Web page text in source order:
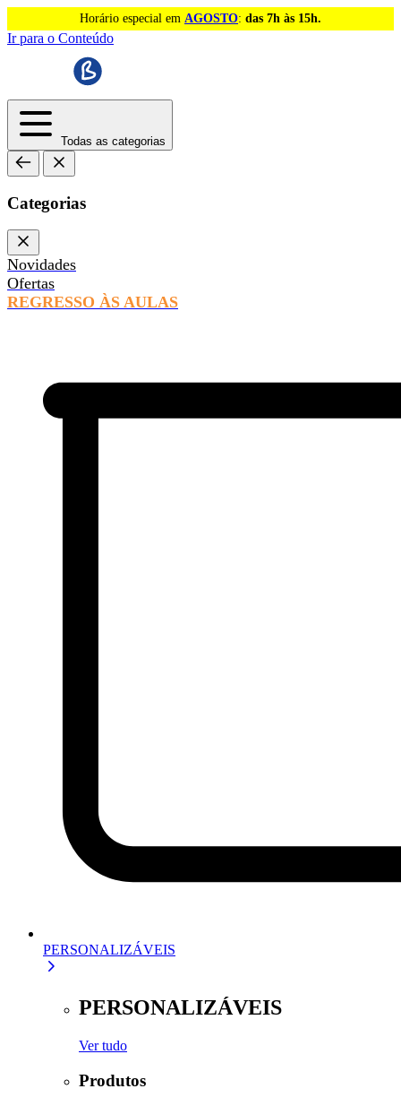
Horário especial em AGOSTO: das 7h às 15h.
Ir para o Conteúdo
Todas as categorias
Categorias
Novidades
Ofertas
REGRESSO ÀS AULAS
PERSONALIZÁVEIS
PERSONALIZÁVEIS
Ver tudo
Produtos